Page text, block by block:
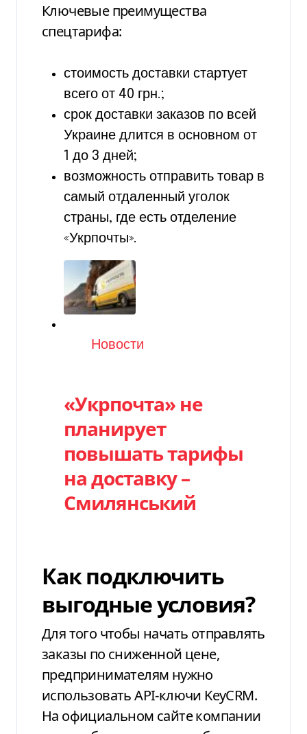
Ключевые преимущества
спецтарифа:
стоимость доставки стартует
всего от 40 грн.;
срок доставки заказов по всей
Украине длится в основном от
1 до 3 дней;
возможность отправить товар в
самый отдаленный уголок
страны, где есть отделение
«Укрпочты».
Категория
Новости
«Укрпочта» не
планирует
повышать тарифы
на доставку –
Смилянський
Как подключить
выгодные условия?
Для того чтобы начать отправлять
заказы по сниженной цене,
предпринимателям нужно
использовать API-ключи KeyCRM.
На официальном сайте компании